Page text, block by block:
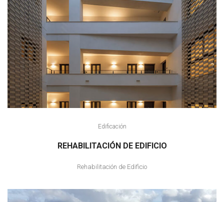
Edificación
REHABILITACIÓN DE EDIFICIO
Rehabilitación de Edificio